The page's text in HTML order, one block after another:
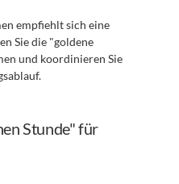
empfiehlt sich eine
Sie die "goldene
und koordinieren Sie
Stunde" für